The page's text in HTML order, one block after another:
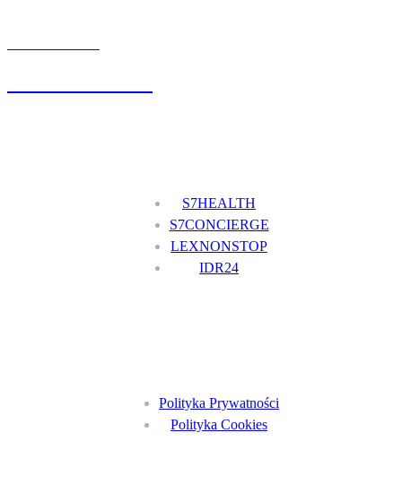
S7HEALTH
S7CONCIERGE
LEXNONSTOP
IDR24
Polityka Prywatności
Polityka Cookies